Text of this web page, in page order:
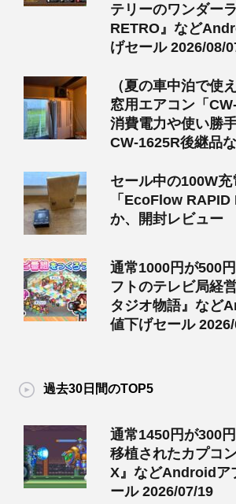
テリーのワンダー
RETRO』など
げセール 2026/08/
（夏の車中泊で使
窓用エアコン「
消費電力や使い勝
CW-1625R後継品
セール中の100W充
「EcoFlow
か、開封レビュー
通常1000円が500
フトのテレビ局経
タジオ物語』など
値下げセール
過去30日間のTOP5
通常1450円が300
移植されたカプコ
X』などAndroidア
ール 2026/07/19